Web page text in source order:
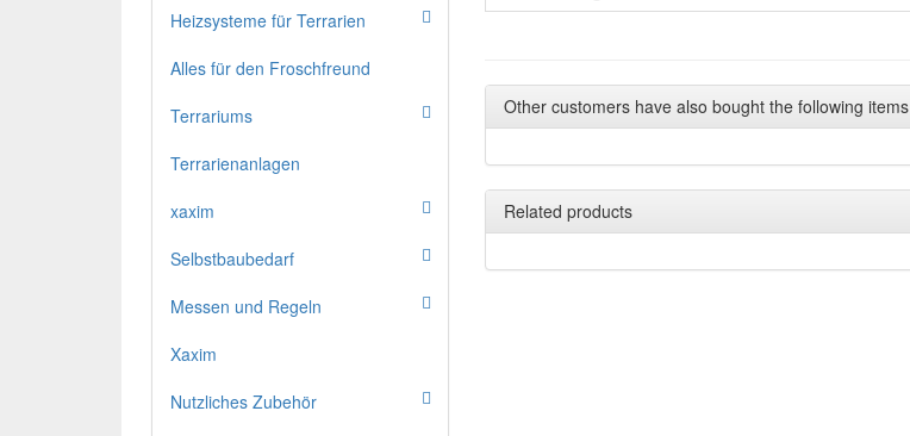
Other customers have also bought the following items
Related products
Heizsysteme für Terrarien
Alles für den Froschfreund
Terrariums
Terrarienanlagen
xaxim
Selbstbaubedarf
Messen und Regeln
Xaxim
Nutzliches Zubehör